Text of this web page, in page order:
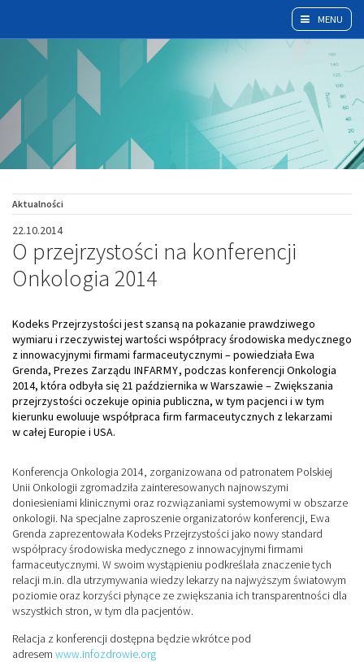
MENU
Aktualności
22.10.2014
O przejrzystości na konferencji
Onkologia 2014
Kodeks Przejrzystości jest szansą na pokazanie prawdziwego
wymiaru i rzeczywistej wartości współpracy środowiska medycznego
z innowacyjnymi firmami farmaceutycznymi – powiedziała Ewa
Grenda, Prezes Zarządu INFARMY, podczas konferencji Onkologia
2014, która odbyła się 21 października w Warszawie – Zwiększania
przejrzystości oczekuje opinia publiczna, w tym pacjenci i w tym
kierunku ewoluuje współpraca firm farmaceutycznych z lekarzami
w całej Europie i USA.
Konferencja Onkologia 2014, zorganizowana od patronatem Polskiej
Unii Onkologii zgromadziła zainteresowanych najnowszymi
doniesieniami klinicznymi oraz rozwiązaniami systemowymi w obszarze
onkologii. Na specjalne zaproszenie organizatorów konferencji, Ewa
Grenda zaprezentowała Kodeks Przejrzystości jako nowy standard
współpracy środowiska medycznego z innowacyjnymi firmami
farmaceutycznymi. W swoim wystąpieniu podkreślała znaczenie tych
relacji m.in. dla utrzymywania wiedzy lekarzy na najwyższym światowym
poziomie oraz korzyści płynące ze zwiększania ich transparentności dla
wszystkich stron, w tym dla pacjentów.
Relacja z konferencji dostępna będzie wkrótce pod
adresem www.infozdrowie.org